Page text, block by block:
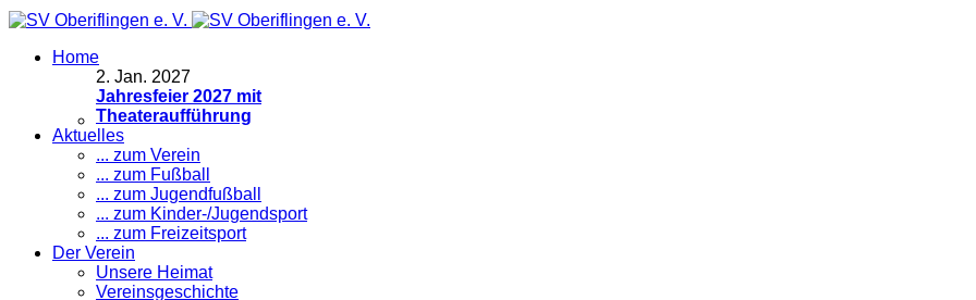
Home
2. Jan. 2027
Jahresfeier 2027 mit
Theateraufführung
Aktuelles
... zum Verein
... zum Fußball
... zum Jugendfußball
... zum Kinder-/Jugendsport
... zum Freizeitsport
Der Verein
Unsere Heimat
Vereinsgeschichte